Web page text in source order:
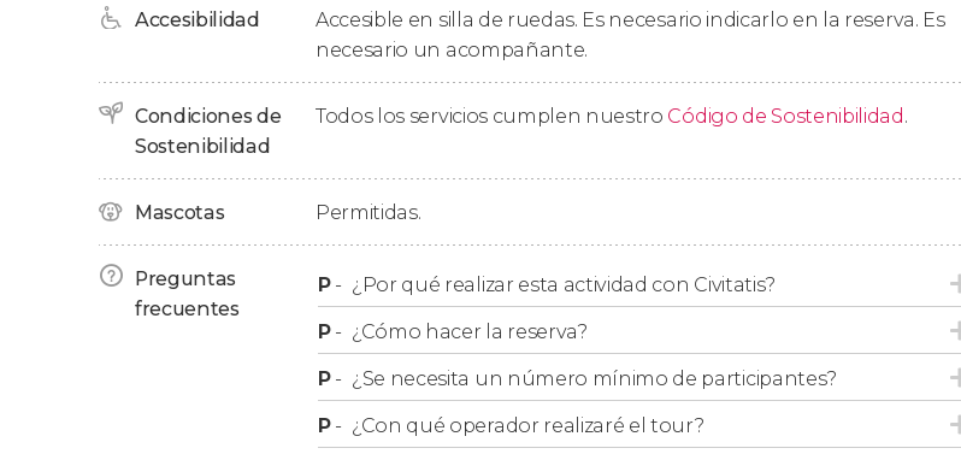
En nuestro free tour no se admiten reservas para más de 6 personas , aunque se hagan en
distintas reservas. Si sois un grupo mayor, os recomendamos reservar un
Accesibilidad
Accesible en silla de ruedas. Es necesario indicarlo en la reserva. Es
necesario un acompañante.
Condiciones de
Sostenibilidad
Todos los servicios cumplen nuestro Código de Sostenibilidad .
Mascotas Permitidas.
Preguntas
frecuentes
P- ¿Por qué realizar esta actividad con Civitatis?
P- ¿Cómo hacer la reserva?
P- ¿Se necesita un número mínimo de participantes?
P- ¿Con qué operador realizaré el tour?